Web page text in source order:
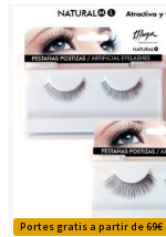
Portes gratis a partir de 69€